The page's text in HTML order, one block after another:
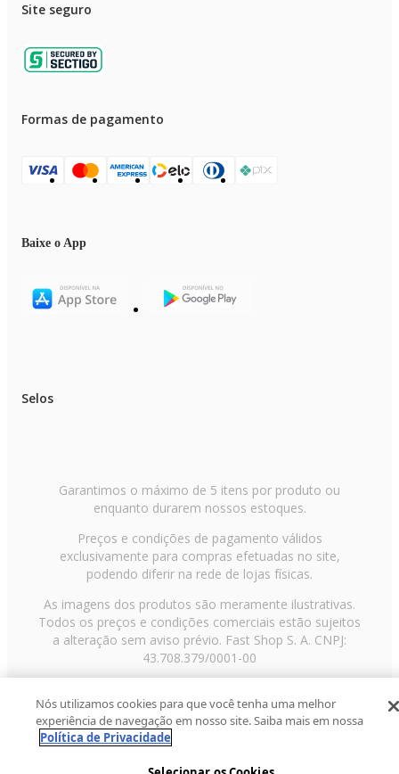
Site seguro
Formas de pagamento
Baixe o App
Selos
Garantimos o máximo de 5 itens por produto ou
enquanto durarem nossos estoques.
Preços e condições de pagamento válidos
exclusivamente para compras efetuadas no site,
podendo diferir na rede de lojas físicas.
As imagens dos produtos são meramente ilustrativas.
Todos os preços e condições comerciais estão sujeitos
a alteração sem aviso prévio. Fast Shop S. A. CNPJ:
43.708.379/0001-00
Paulo/SP, CEP 02029-001, Telefone: 11 3003-3728 ©
2013 Fast Shop - Todos os direitos reservadosRF
Nós utilizamos cookies para que você tenha uma melhor
experiência de navegação em nosso site. Saiba mais em nossa
Política de Privacidade